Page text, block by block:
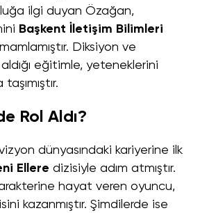
ilgi duyan Özağan,
Başkent İletişim Bilimleri
Diksiyon ve
eğitimle, yeteneklerini
Rol Aldı?
dünyasındaki kariyerine ilk
Ellere dizisiyle adım atmıştır.
hayat veren oyuncu,
kazanmıştır. Şimdilerde ise